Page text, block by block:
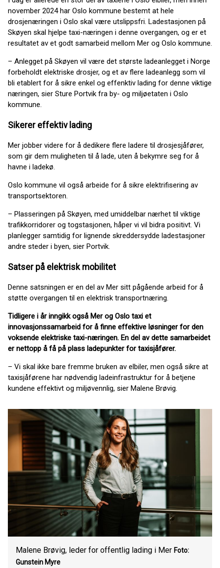
november 2024 har Oslo kommune bestemt at hele
drosjenæringen i Oslo skal være utslippsfri. Ladestasjonen på
Skøyen skal hjelpe taxi-næringen i denne overgangen, og er et
resultatet av et godt samarbeid mellom Mer og Oslo kommune.
– Anlegget på Skøyen vil være det største ladeanlegget i Norge
forbeholdt elektriske drosjer, og et av flere ladeanlegg som vil
bli etablert for å sikre enkel og effenktiv lading for denne viktige
næringen, sier Sture Portvik fra by- og miljøetaten i Oslo
kommune.
Sikerer effektiv lading
Mer jobber videre for å dedikere flere ladere til drosjesjåfører,
som gir dem muligheten til å lade, uten å bekymre seg for å
havne i ladekø.
Oslo kommune vil også arbeide for å sikre elektrifisering av
transportsektoren.
– Plasseringen på Skøyen, med umiddelbar nærhet til viktige
trafikkorridorer og togstasjonen, håper vi vil bidra positivt. Vi
planlegger samtidig for lignende skreddersydde ladestasjoner
andre steder i byen, sier Portvik.
Satser på elektrisk mobilitet
Denne satsningen er en del av Mer sitt pågående arbeid for å
støtte overgangen til en elektrisk transportnæring.
Tidligere i år inngikk også Mer og Oslo taxi et
innovasjonssamarbeid for å finne effektive løsninger for den
voksende elektriske taxi-næringen. En del av dette samarbeidet
er nettopp å få på plass ladepunkter for taxisjåfører.
– Vi skal ikke bare fremme bruken av elbiler, men også sikre at
taxisjåførene har nødvendig ladeinfrastruktur for å betjene
kundene effektivt og miljøvennlig, sier Malene Brøvig.
Malene Brøvig, leder for offentlig lading i Mer Foto:
Gunstein Myre